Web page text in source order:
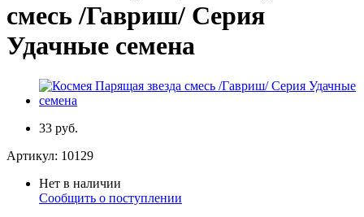
смесь /Гавриш/ Серия
Удачные семена
33 руб.
Артикул: 10129
Нет в наличии
Сообщить о поступлении